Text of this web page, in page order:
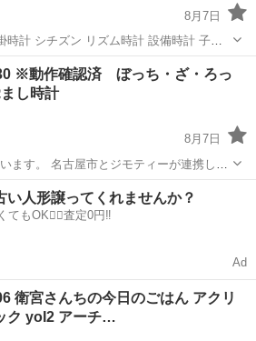
8月7日
時計 シチズン リズム時計 設備時計 子時
汚れも無くキレイな状態
ません. 問題なく動作しているもの。 施
時計
※動作確認済 ぼっち・ざ・ろっ
覚まし時計
8月7日
ーが連携して
の減量を⽬的にまだ使えるものをリユー
リユース
い人形譲ってくれませんか？
てもOK🙆‍♀️査定0円‼️
Ad
衛宮さんちの今日のごはん アクリ
ク yoI2 アーチ…